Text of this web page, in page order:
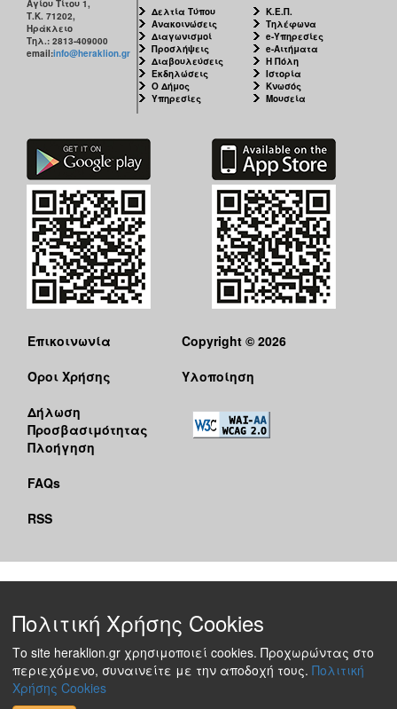
Άλλες
Εκδηλώσεις
ΤΟΠΟΣ
ΔΗΜΟΣ
ΠΟΛΙΤΙΣΜΟΣ
ΑΝΘΕΚΤΙΚΗ
ΠΟΛΗ
Αγίου Τίτου 1,
Τ.Κ. 71202,
Ηράκλειο
Τηλ.: 2813-409000
email:info@heraklion.gr
Δελτία Τύπου
Ανακοινώσεις
Διαγωνισμοί
Προσλήψεις
Διαβουλεύσεις
Εκδηλώσεις
Ο Δήμος
Υπηρεσίες
Κ.Ε.Π.
Τηλέφωνα
e-Υπηρεσίες
e-Αιτήματα
Η Πόλη
Ιστορία
Κνωσός
Μουσεία
Επικοινωνία
Όροι Χρήσης
Δήλωση
Προσβασιμότητας
Πλοήγηση
FAQs
RSS
Copyright © 2026
Υλοποίηση
Πολιτική Χρήσης Cookies
Το site heraklion.gr χρησιμοποιεί cookies. Προχωρώντας στο
περιεχόμενο, συναινείτε με την αποδοχή τους. Πολιτική
Χρήσης Cookies